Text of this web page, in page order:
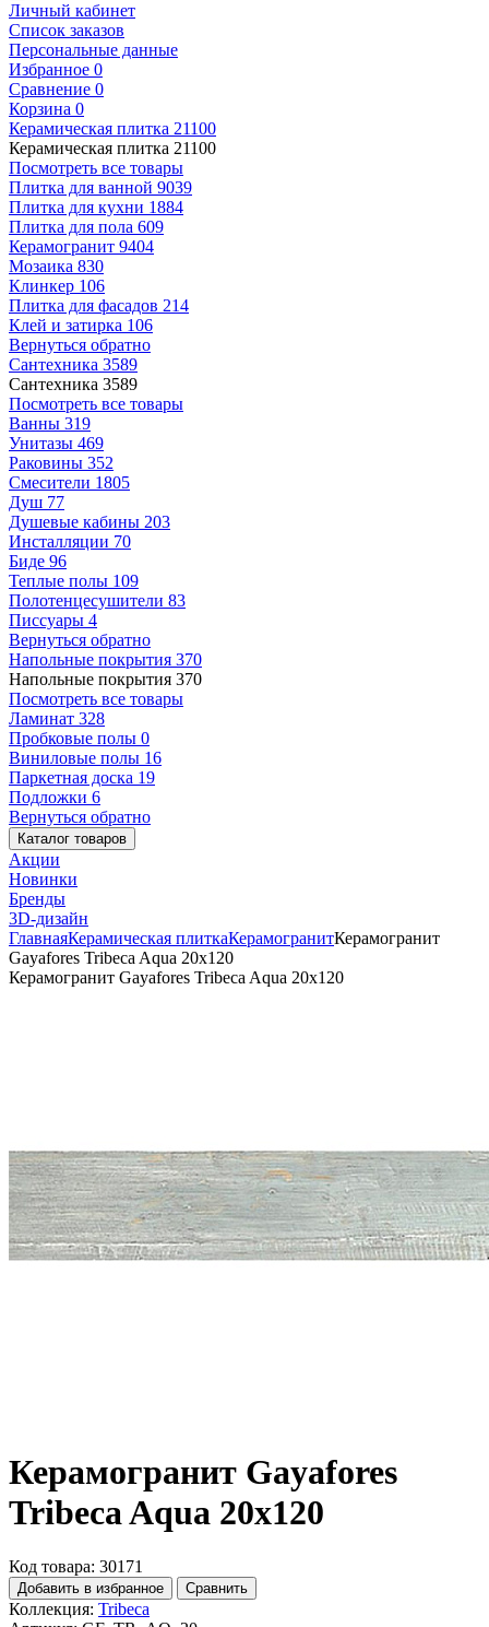
Личный кабинет
Список заказов
Персональные данные
Избранное 0
Сравнение 0
Корзина 0
Керамическая плитка 21100
Керамическая плитка 21100
Посмотреть все товары
Плитка для ванной 9039
Плитка для кухни 1884
Плитка для пола 609
Керамогранит 9404
Мозаика 830
Клинкер 106
Плитка для фасадов 214
Клей и затирка 106
Вернуться обратно
Сантехника 3589
Сантехника 3589
Посмотреть все товары
Ванны 319
Унитазы 469
Раковины 352
Смесители 1805
Душ 77
Душевые кабины 203
Инсталляции 70
Биде 96
Теплые полы 109
Полотенцесушители 83
Писсуары 4
Вернуться обратно
Напольные покрытия 370
Напольные покрытия 370
Посмотреть все товары
Ламинат 328
Пробковые полы 0
Виниловые полы 16
Паркетная доска 19
Подложки 6
Вернуться обратно
Каталог товаров
Акции
Новинки
Бренды
3D-дизайн
ГлавнаяКерамическая плиткаКерамогранитКерамогранит
Gayafores Tribeca Aqua 20x120
Керамогранит Gayafores Tribeca Aqua 20x120
Керамогранит Gayafores
Tribeca Aqua 20x120
Код товара: 30171
Добавить в избранное Сравнить
Коллекция: Tribeca